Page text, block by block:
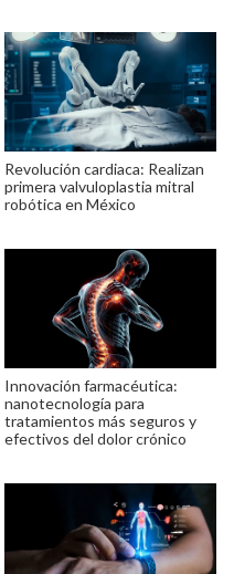
Revolución cardiaca: Realizan
primera valvuloplastia mitral
robótica en México
Innovación farmacéutica:
nanotecnología para
tratamientos más seguros y
efectivos del dolor crónico